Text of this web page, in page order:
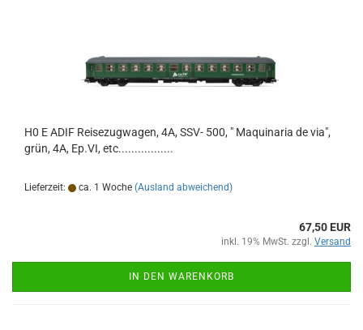
H0 E ADIF Reisezugwagen, 4A, SSV- 500, " Maquinaria de via",
grün, 4A, Ep.VI, etc.................
Lieferzeit: ca. 1 Woche (Ausland abweichend)
67,50 EUR
inkl. 19% MwSt. zzgl. Versand
IN DEN WARENKORB